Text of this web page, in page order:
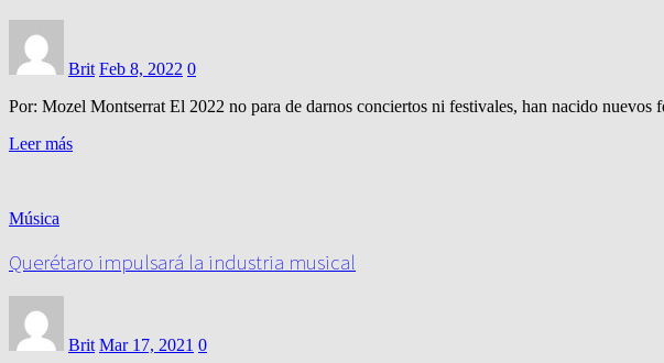
Brit Feb 8, 2022 0
Por: Mozel Montserrat El 2022 no para de darnos conciertos ni festivales, han nacido nuevos
Leer más
Música
Querétaro impulsará la industria musical
Brit Mar 17, 2021 0